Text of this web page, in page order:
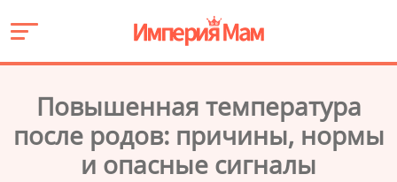
Повышенная температура
после родов: причины, нормы
и опасные сигналы